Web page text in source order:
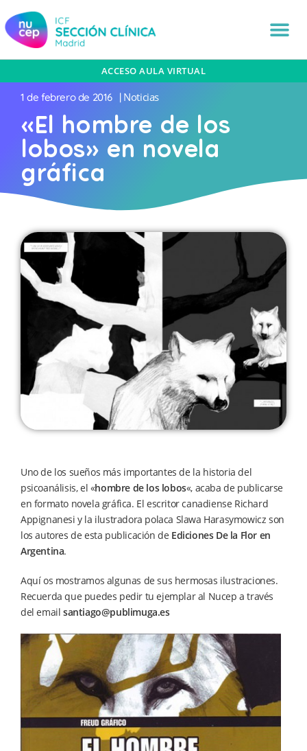
ACCESO AULA VIRTUAL
1 de febrero de 2016 | Noticias
«El hombre de los
lobos» en novela
gráfica
Uno de los sueños más importantes de la historia del
psicoanálisis, el «hombre de los lobos«, acaba de publicarse
en formato novela gráfica. El escritor canadiense Richard
Appignanesi y la ilustradora polaca Slawa Harasymowicz son
los autores de esta publicación de Ediciones De la Flor en
Argentina.
Aquí os mostramos algunas de sus hermosas ilustraciones.
Recuerda que puedes pedir tu ejemplar al Nucep a través
del email santiago@publimuga.es